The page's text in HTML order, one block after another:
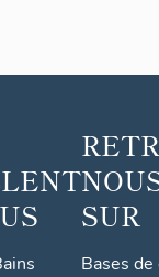
SUR
Bases